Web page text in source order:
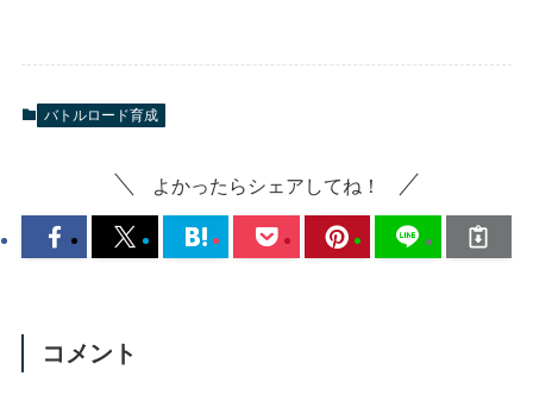
バトルロード育成
よかったらシェアしてね！
コメント